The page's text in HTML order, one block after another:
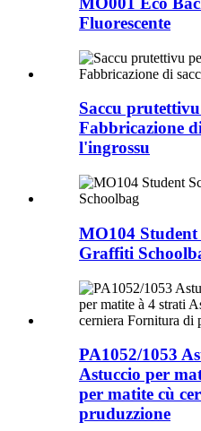
Fluorescente
Saccu
Fabbricazione
l'ingrossu
MO104
Graffiti
PA1052/1053
Astuccio per
per matite cù
pruduzzione